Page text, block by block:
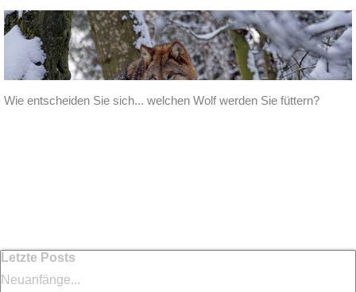
Wie entscheiden Sie sich... welchen Wolf werden Sie füttern?
Block überspringen Letzte Posts
Letzte Posts
Neuanfänge...